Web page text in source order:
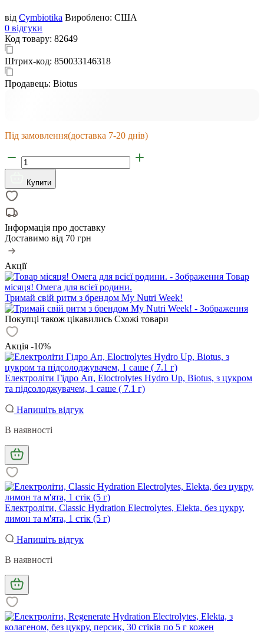
від Cymbiotika Вироблено: США
0 відгуки
Код товару: 82649
Штрих-код: 850033146318
Продавець: Biotus
Під замовлення(доставка 7-20 днів)
Купити
Інформація про доставку
Доставимо від 70 грн
Акції
Товар
місяця! Омега для всієї родини.
Тримай свій ритм з брендом My Nutri Week!
Покупці також цікавились Схожі товари
Акція -10%
Електроліти Гідро Ап, Eloctrolytes Hydro Up, Biotus, з цукром
та підсолоджувачем, 1 саше ( 7.1 г)
Напишіть відгук
В наявності
Електроліти, Classic Hydration Electrolytes, Elekta, без цукру,
лимон та м'ята, 1 стік (5 г)
Напишіть відгук
В наявності